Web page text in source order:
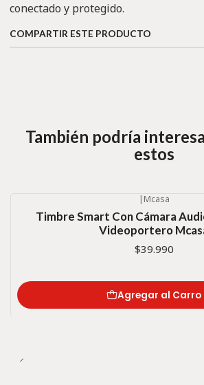
conectado y protegido.
COMPARTIR ESTE PRODUCTO
También podría
estos
| Mcasa
Timbre Smart Con Cámara
Videoportero
$39.990
Agregar al Carro